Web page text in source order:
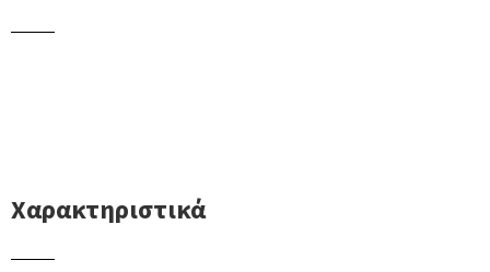
Χαρακτηριστικά